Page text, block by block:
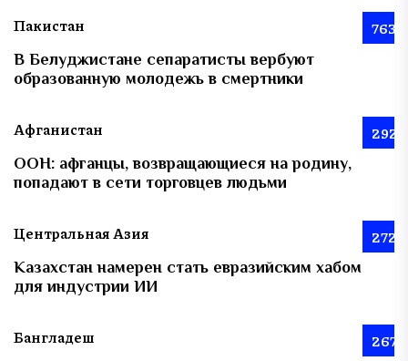
Пакистан 763
В Белуджистане сепаратисты вербуют
образованную молодежь в смертники
Афганистан 292
ООН: афганцы, возвращающиеся на родину,
попадают в сети торговцев людьми
Центральная Азия 272
Казахстан намерен стать евразийским хабом
для индустрии ИИ
Бангладеш 267